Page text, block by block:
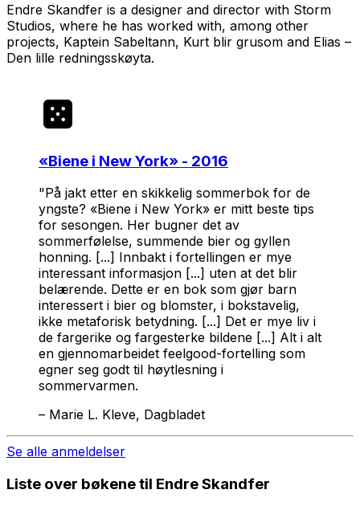
Endre Skandfer is a designer and director with Storm
Studios, where he has worked with, among other
projects, Kaptein Sabeltann, Kurt blir grusom and Elias –
Den lille redningsskøyta.
«Biene i New York» - 2016
"På jakt etter en skikkelig sommerbok for de
yngste? «Biene i New York» er mitt beste tips
for sesongen. Her bugner det av
sommerfølelse, summende bier og gyllen
honning. [...] Innbakt i fortellingen er mye
interessant informasjon [...] uten at det blir
belærende. Dette er en bok som gjør barn
interessert i bier og blomster, i bokstavelig,
ikke metaforisk betydning. [...] Det er mye liv i
de fargerike og fargesterke bildene [...] Alt i alt
en gjennomarbeidet feelgood-fortelling som
egner seg godt til høytlesning i
sommervarmen.
– Marie L. Kleve, Dagbladet
Se alle anmeldelser
Liste over bøkene til Endre Skandfer